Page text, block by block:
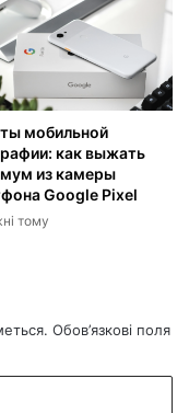
мобильной
как выжать
из камеры
Google Pixel
тому
Обов’язкові поля